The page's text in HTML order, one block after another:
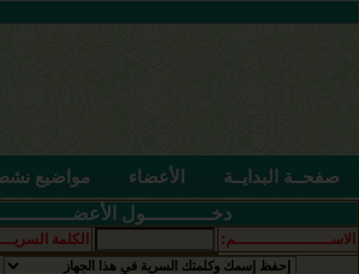
صفحــة البدايــة الأعضاء مواضيع
دخـــــــــــول
الاســــــــــــــــــــم: الكلمة